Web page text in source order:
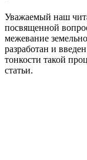
Уважаемый наш
посвященной
межевание
разработан и
тонкости такой
статьи.